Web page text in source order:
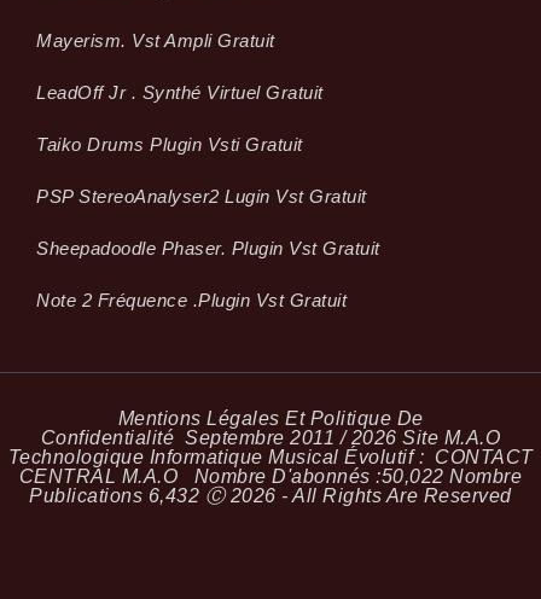
Mayerism. Vst Ampli Gratuit
LeadOff Jr . Synthé Virtuel Gratuit
Taiko Drums Plugin Vsti Gratuit
PSP StereoAnalyser2 Lugin Vst Gratuit
Sheepadoodle Phaser. Plugin Vst Gratuit
Note 2 Fréquence .plugin Vst Gratuit
Mentions Légales Et Politique De
Confidentialité Septembre 2011 / 2026 Site M.A.O
Technologique Informatique Musical Évolutif : CONTACT
CENTRAL M.A.O Nombre D'abonnés :50,022 Nombre
Publications 6,432 Ⓒ 2026 - All Rights Are Reserved